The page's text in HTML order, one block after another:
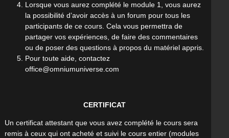
Lorsque vous aurez complété le module 1, vous aurez
la possibilité d’avoir accès à un forum pour tous les
participants de ce cours. Cela vous permettra de
partager vos expériences, de faire des commentaires
ou de poser des questions à propos du matériel appris.
Pour toute aide, contactez
office@omniumuniverse.com
CERTIFICAT
Un certificat attestant que vous avez complété le cours sera
remis à ceux qui ont acheté et suivi le cours entier (modules